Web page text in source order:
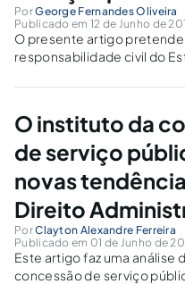
PorGeorge Fernandes Oliveira
Publicado em 12 de Junho de
O presente artigo pretende
responsabilidade civil do
concessionárias e
fontes da jurisprudência.
O instituto da
de serviço
novas
Direito
PorClayton Alexandre Ferreira
Publicado em 01 de Junho de
Este artigo faz uma análise
concessão de serviço